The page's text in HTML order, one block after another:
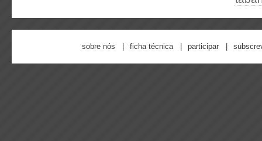
sobre nós ficha técnica participar